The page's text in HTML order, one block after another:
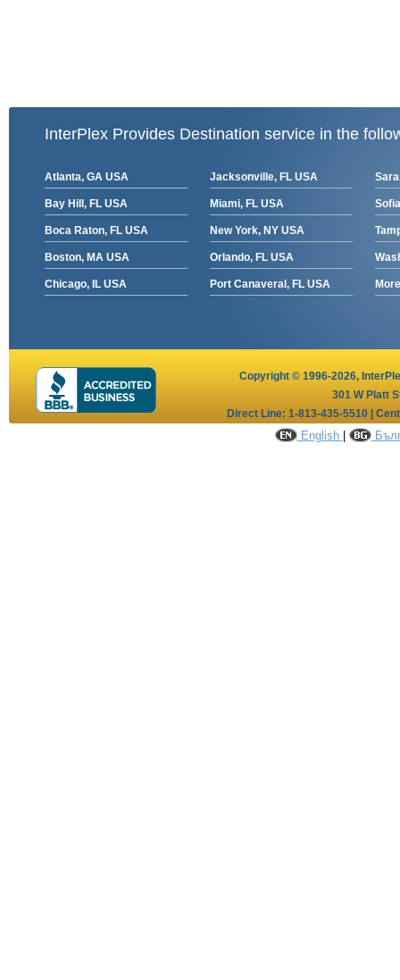
InterPlex Provides Destination service in the
Atlanta, GA USA
Bay Hill, FL USA
Boca Raton, FL USA
Boston, MA USA
Chicago, IL USA
Jacksonville, FL USA
Miami, FL USA
New York, NY USA
Orlando, FL USA
Port Canaveral, FL USA
Copyright © 1996-2026,
301 W Platt
Direct Line: 1-813-435-5510 |
English